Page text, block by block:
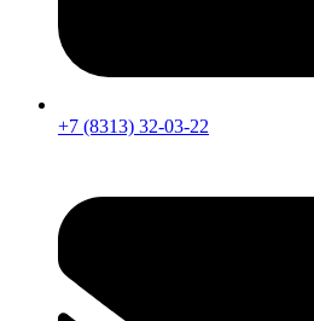
+7 (8313) 32-03-22